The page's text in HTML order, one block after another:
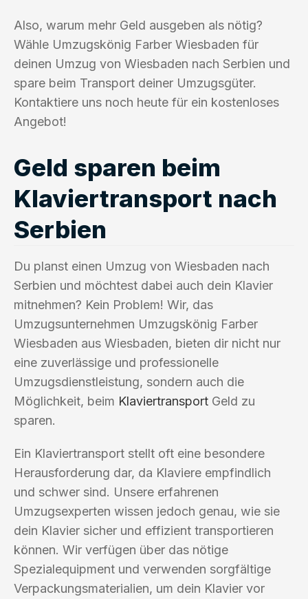
Also, warum mehr Geld ausgeben als nötig?
Wähle Umzugskönig Farber Wiesbaden für
deinen Umzug von Wiesbaden nach Serbien und
spare beim Transport deiner Umzugsgüter.
Kontaktiere uns noch heute für ein kostenloses
Angebot!
Geld sparen beim
Klaviertransport nach
Serbien
Du planst einen Umzug von Wiesbaden nach
Serbien und möchtest dabei auch dein Klavier
mitnehmen? Kein Problem! Wir, das
Umzugsunternehmen Umzugskönig Farber
Wiesbaden aus Wiesbaden, bieten dir nicht nur
eine zuverlässige und professionelle
Umzugsdienstleistung, sondern auch die
Möglichkeit, beim Klaviertransport Geld zu
sparen.
Ein Klaviertransport stellt oft eine besondere
Herausforderung dar, da Klaviere empfindlich
und schwer sind. Unsere erfahrenen
Umzugsexperten wissen jedoch genau, wie sie
dein Klavier sicher und effizient transportieren
können. Wir verfügen über das nötige
Spezialequipment und verwenden sorgfältige
Verpackungsmaterialien, um dein Klavier vor